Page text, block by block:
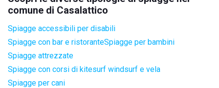
comune di Casalattico
Spiagge accessibili per disabili
Spiagge con bar e ristoranteSpiagge per bambini
Spiagge attrezzate
Spiagge con corsi di kitesurf windsurf e vela
Spiagge per cani